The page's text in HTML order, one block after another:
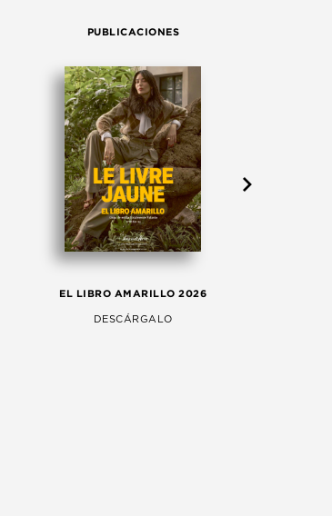
PUBLICACIONES
EL LIBRO AMARILLO 2026
DESCÁRGALO